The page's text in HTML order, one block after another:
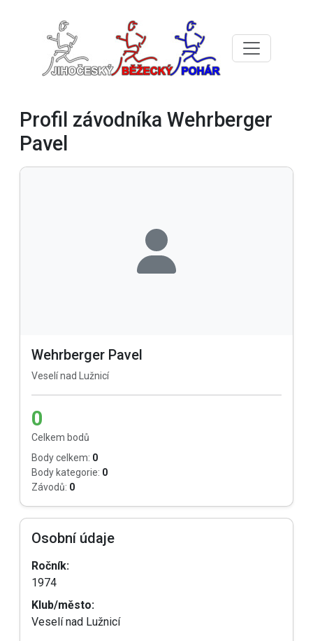
Profil závodníka Wehrberger
Pavel
Wehrberger Pavel
Veselí nad Lužnicí
0
Celkem bodů
Body celkem: 0
Body kategorie: 0
Závodů: 0
Osobní údaje
Ročník:
1974
Klub/město:
Veselí nad Lužnicí